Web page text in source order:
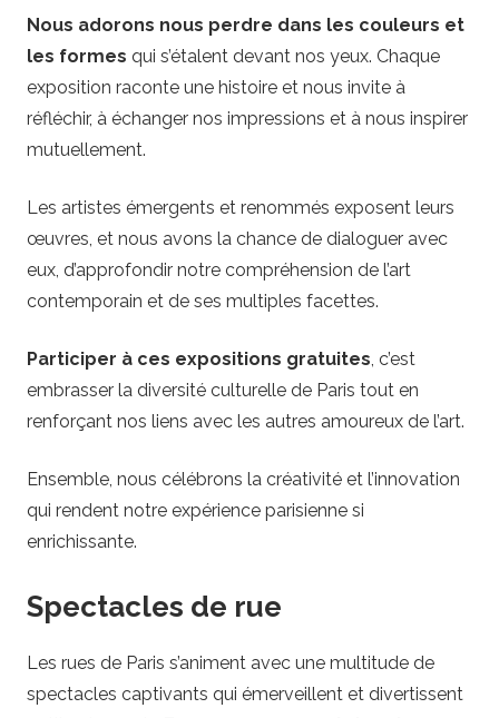
Nous adorons nous perdre dans les couleurs et
les formes qui s’étalent devant nos yeux. Chaque
exposition raconte une histoire et nous invite à
réfléchir, à échanger nos impressions et à nous inspirer
mutuellement.
Les artistes émergents et renommés exposent leurs
œuvres, et nous avons la chance de dialoguer avec
eux, d’approfondir notre compréhension de l’art
contemporain et de ses multiples facettes.
Participer à ces expositions gratuites , c’est
embrasser la diversité culturelle de Paris tout en
renforçant nos liens avec les autres amoureux de l’art.
Ensemble, nous célébrons la créativité et l’innovation
qui rendent notre expérience parisienne si
enrichissante.
Spectacles de rue
Les rues de Paris s’animent avec une multitude de
spectacles captivants qui émerveillent et divertissent